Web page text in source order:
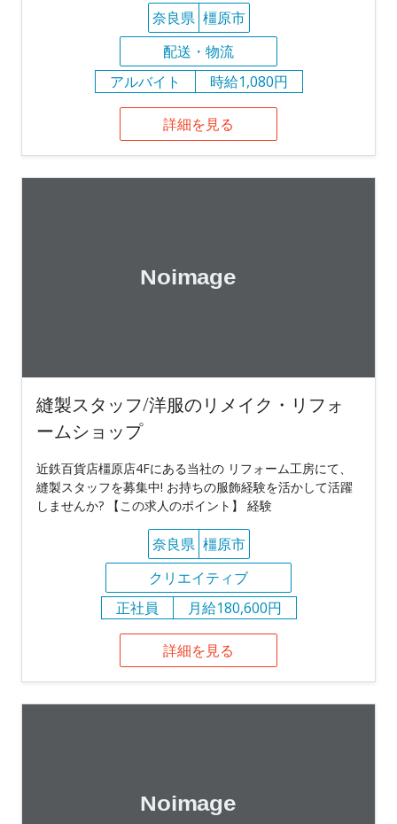
奈良県 橿原市
配送・物流
アルバイト
時給1,080円
詳細を見る
縫製スタッフ/洋服のリメイク・リフォ
ームショップ
近鉄百貨店橿原店4Fにある当社の リフォーム工房にて、
縫製スタッフを募集中! お持ちの服飾経験を活かして活躍
しませんか? 【この求人のポイント】 経験
奈良県 橿原市
クリエイティブ
正社員
月給180,600円
詳細を見る